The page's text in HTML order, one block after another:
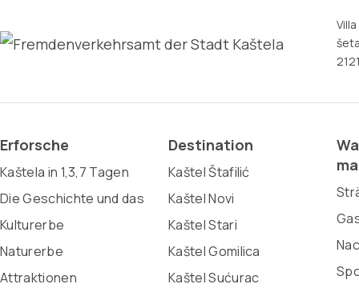
Erforsche
Kaštela in 1,3,7 Tagen
Die Geschichte und das
Kulturerbe
Naturerbe
Attraktionen
Destination
Kaštel Štafilić
Kaštel Novi
Kaštel Stari
Kaštel Gomilica
Kaštel Sućurac